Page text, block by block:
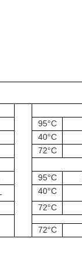
95°C
40°C
72°C
95°C
40°C
72°C
72°C